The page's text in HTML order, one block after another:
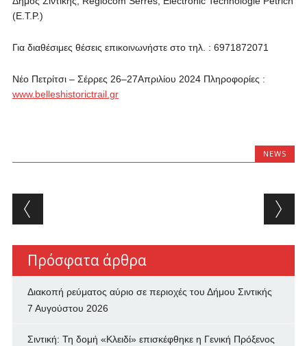
(E.T.P.)
Για διαθέσιμες θέσεις επικοινωνήστε στο τηλ. : 6971872071
Νέο Πετρίτσι – Σέρρες 26–27Απριλίου 2024 Πληροφορίες :
www.belleshistorictrail.gr
NEWS
Post navigation
Πρόσφατα άρθρα
Διακοπή ρεύματος αύριο σε περιοχές του Δήμου Σιντικής
7 Αυγούστου 2026
Σιντική: Τη δομή «Κλειδί» επισκέφθηκε η Γενική Πρόξενος